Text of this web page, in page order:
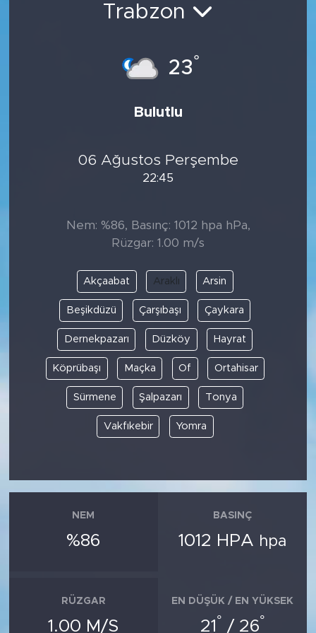
Trabzon
23°
Bulutlu
06 Ağustos Perşembe
22:45
Nem: %86, Basınç: 1012 hpa hPa,
Rüzgar: 1.00 m/s
Akçaabat Araklı Arsin
Beşikdüzü Çarşıbaşı Çaykara
Dernekpazarı Düzköy Hayrat
Köprübaşı Maçka Of Ortahisar
Sürmene Şalpazarı Tonya
Vakfıkebir Yomra
NEM
%86
BASINÇ
1012 HPA hpa
RÜZGAR
1.00 M/S
EN DÜŞÜK / EN YÜKSEK
21 ° / 26°